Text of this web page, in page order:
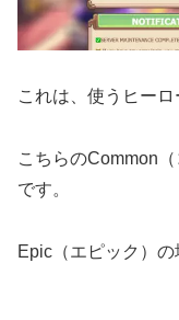
これは、使うヒーロ
こちらのCommon
です。
Epic（エピック）の